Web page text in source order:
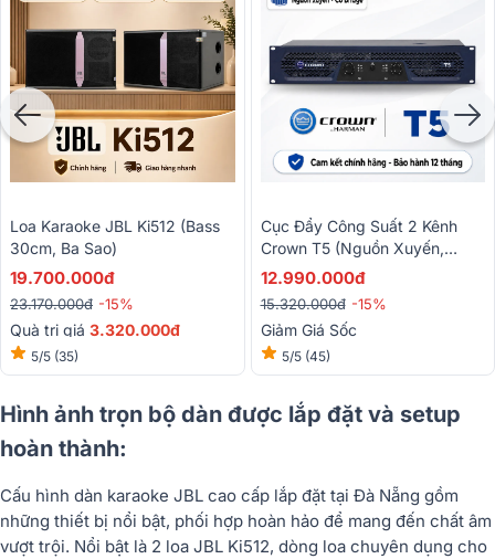
Loa Karaoke JBL Ki512 (bass
30cm, Ba Sao)
19.700.000đ
23.170.000đ -15%
Quà trị giá 3.320.000đ
5/5 (35)
Cục Đẩy Công Suất 2 Kênh
Crown T5 (Nguồn Xuyến,
Class H, 500W)
12.990.000đ
15.320.000đ -15%
Giảm Giá Sốc
5/5 (45)
Hình ảnh trọn bộ dàn được lắp đặt và setup
hoàn thành:
Cấu hình dàn karaoke JBL cao cấp lắp đặt tại Đà Nẵng gồm
những thiết bị nổi bật, phối hợp hoàn hảo để mang đến chất âm
vượt trội. Nổi bật là 2 loa JBL Ki512, dòng loa chuyên dụng cho